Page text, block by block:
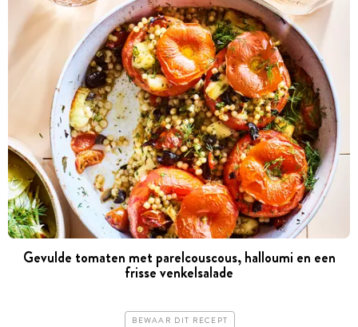
Gevulde tomaten met parelcouscous, ­halloumi en een
frisse venkelsalade
BEWAAR DIT RECEPT